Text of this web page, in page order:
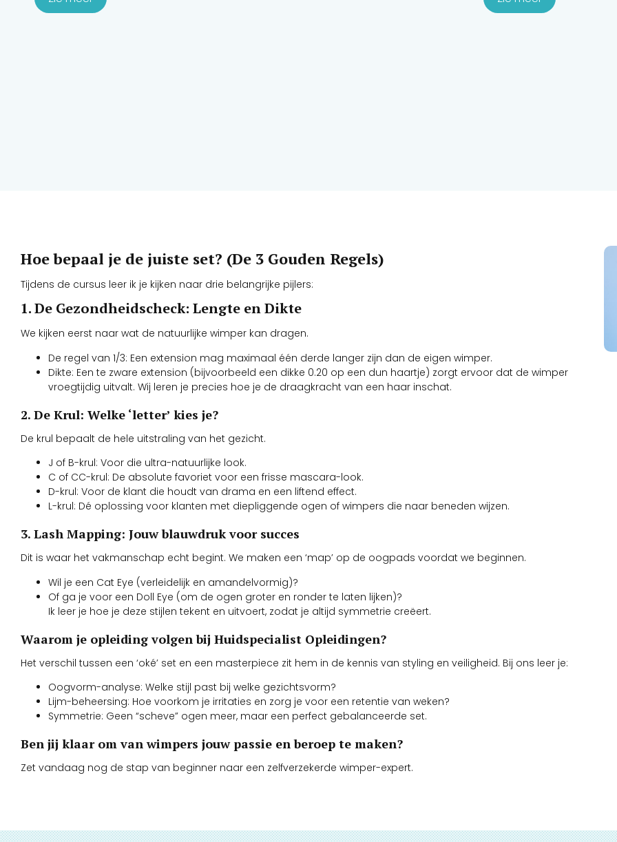
Hoe bepaal je de juiste set? (De 3 Gouden Regels)
Tijdens de cursus leer ik je kijken naar drie belangrijke pijlers:
1. De Gezondheidscheck: Lengte en Dikte
We kijken eerst naar wat de natuurlijke wimper kan dragen.
De regel van 1/3: Een extension mag maximaal één derde langer zijn dan de eigen wimper.
Dikte: Een te zware extension (bijvoorbeeld een dikke 0.20 op een dun haartje) zorgt ervoor dat de wimper
vroegtijdig uitvalt. Wij leren je precies hoe je de draagkracht van een haar inschat.
2. De Krul: Welke ‘letter’ kies je?
De krul bepaalt de hele uitstraling van het gezicht.
J of B-krul: Voor die ultra-natuurlijke look.
C of CC-krul: De absolute favoriet voor een frisse mascara-look.
D-krul: Voor de klant die houdt van drama en een liftend effect.
L-krul: Dé oplossing voor klanten met diepliggende ogen of wimpers die naar beneden wijzen.
3. Lash Mapping: Jouw blauwdruk voor succes
Dit is waar het vakmanschap echt begint. We maken een ‘map’ op de oogpads voordat we beginnen.
Wil je een Cat Eye (verleidelijk en amandelvormig)?
Of ga je voor een Doll Eye (om de ogen groter en ronder te laten lijken)?
Ik leer je hoe je deze stijlen tekent en uitvoert, zodat je altijd symmetrie creëert.
Waarom je opleiding volgen bij Huidspecialist Opleidingen?
Het verschil tussen een ‘oké’ set en een masterpiece zit hem in de kennis van styling en veiligheid. Bij ons leer je:
Oogvorm-analyse: Welke stijl past bij welke gezichtsvorm?
Lijm-beheersing: Hoe voorkom je irritaties en zorg je voor een retentie van weken?
Symmetrie: Geen “scheve” ogen meer, maar een perfect gebalanceerde set.
Ben jij klaar om van wimpers jouw passie en beroep te maken?
Zet vandaag nog de stap van beginner naar een zelfverzekerde wimper-expert.